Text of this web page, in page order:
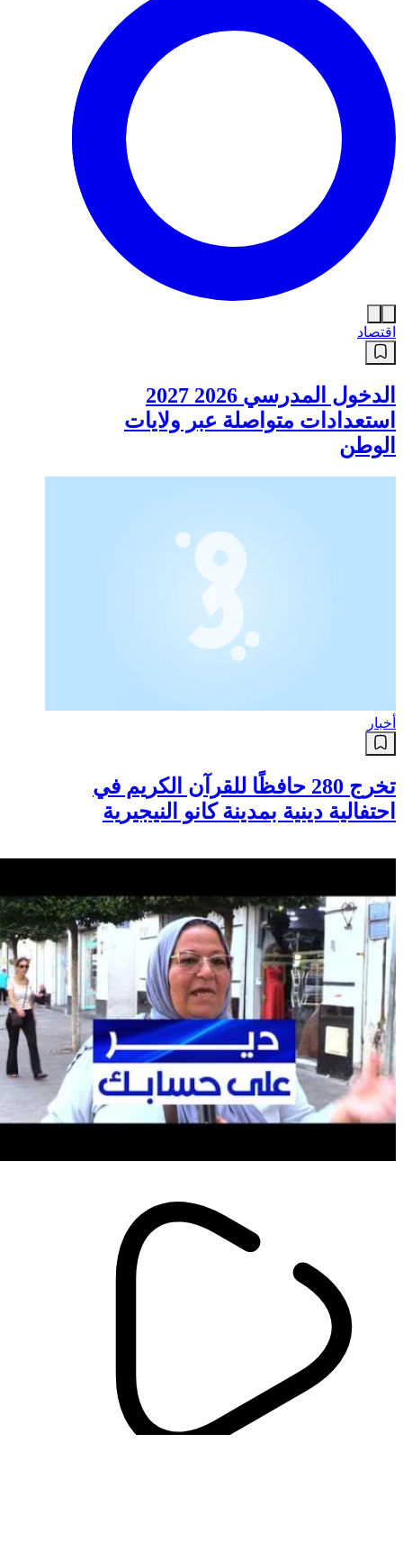
استعدادات متواصلة عبر ولايات
الوطن
أخبار
تخرج 280 حافظًا للقرآن الكريم في
احتفالية دينية بمدينة كانو النيجيرية